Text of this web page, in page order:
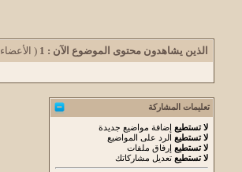
الذين يشاهدون محتوى الموضوع الآن : 1 ( الأعضاء 0 والزوار 1)
تعليمات المشاركة
لا تستطيع إضافة مواضيع جديدة
لا تستطيع الرد على المواضيع
لا تستطيع إرفاق ملفات
لا تستطيع تعديل مشاركاتك